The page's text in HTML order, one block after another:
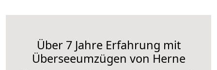
Über 7 Jahre Erfahrung mit
Überseeumzügen von Herne